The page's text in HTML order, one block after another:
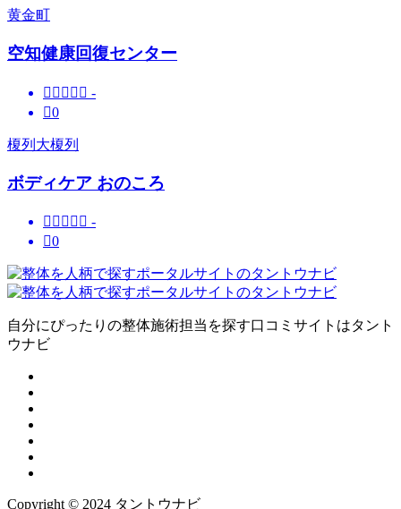
黄金町
空知健康回復センター
     -
0
榎列大榎列
ボディケア おのころ
     -
0
自分にぴったりの整体施術担当を探す口コミサイトはタント
ウナビ
Copyright © 2024 タントウナビ